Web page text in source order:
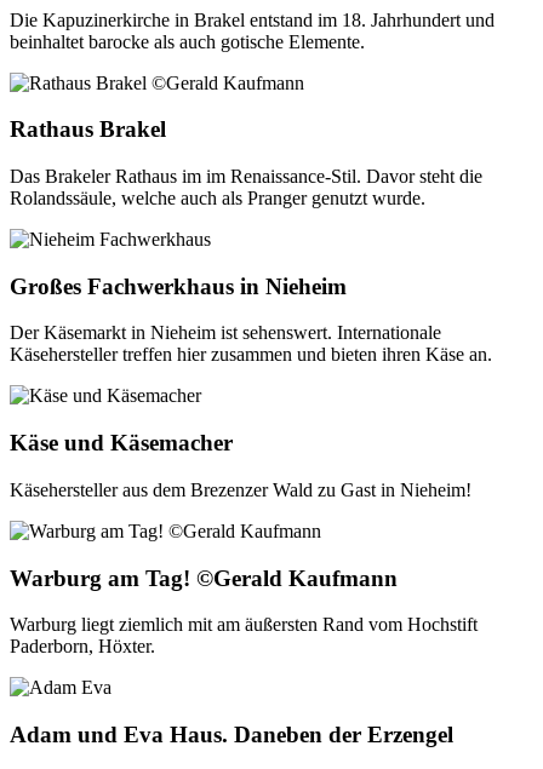
Die Kapuzinerkirche in Brakel entstand im 18. Jahrhundert und
beinhaltet barocke als auch gotische Elemente.
Rathaus Brakel
Das Brakeler Rathaus im im Renaissance-Stil. Davor steht die
Rolandssäule, welche auch als Pranger genutzt wurde.
Großes Fachwerkhaus in Nieheim
Der Käsemarkt in Nieheim ist sehenswert. Internationale
Käsehersteller treffen hier zusammen und bieten ihren Käse an.
Käse und Käsemacher
Käsehersteller aus dem Brezenzer Wald zu Gast in Nieheim!
Warburg am Tag! ©Gerald Kaufmann
Warburg liegt ziemlich mit am äußersten Rand vom Hochstift
Paderborn, Höxter.
Adam und Eva Haus. Daneben der Erzengel